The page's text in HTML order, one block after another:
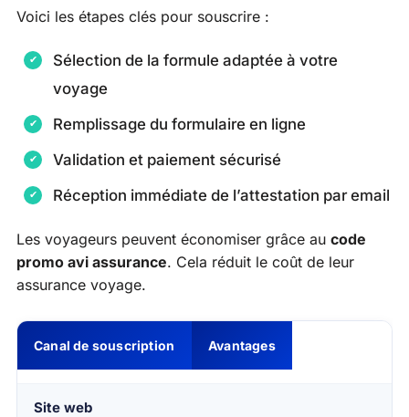
Voici les étapes clés pour souscrire :
Sélection de la formule adaptée à votre
voyage
Remplissage du formulaire en ligne
Validation et paiement sécurisé
Réception immédiate de l’attestation par email
Les voyageurs peuvent économiser grâce au code
promo avi assurance. Cela réduit le coût de leur
assurance voyage.
Canal de souscription Avantages
Site web